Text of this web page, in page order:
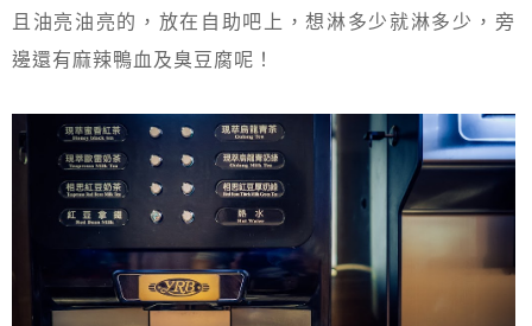
且油亮油亮的，放在自助吧上，想淋多少就淋多少，旁
邊還有麻辣鴨血及臭豆腐呢！